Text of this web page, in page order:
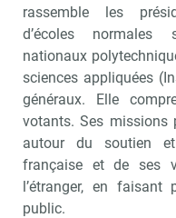
rassemble les
d’écoles normales
nationaux
sciences appliquées
généraux. Elle
votants. Ses missions
autour du soutien
française et de ses
l’étranger, en
public.